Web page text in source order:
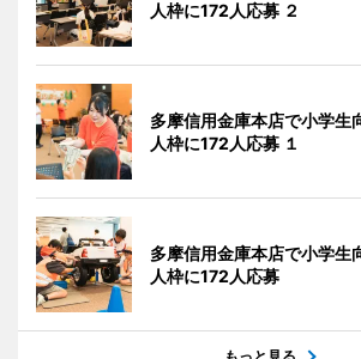
人枠に172人応募 ２
多摩信用金庫本店で小学
人枠に172人応募 １
多摩信用金庫本店で小学
人枠に172人応募